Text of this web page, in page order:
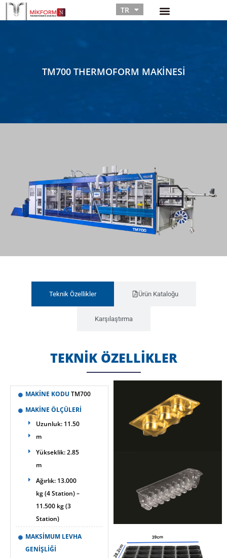
TR
RU
TM700 THERMOFORM MAKINESI
Teknik Özellikler Ürün Kataloğu
Karşılaştırma
TEKNİK ÖZELLİKLER
MAKİNE KODU TM700
MAKİNE ÖLÇÜLERİ
Uzunluk: 11.50
m
Yükseklik: 2.85
m
Ağırlık: 13.000
kg (4 Station) –
11.500 kg (3
Station)
MAKSİMUM LEVHA
GENİŞLİĞİ